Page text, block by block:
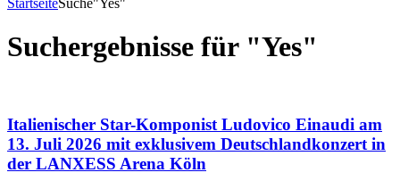
Suchergebnisse für "Yes"
Italienischer Star-Komponist Ludovico Einaudi am
13. Juli 2026 mit exklusivem Deutschlandkonzert in
der LANXESS Arena Köln